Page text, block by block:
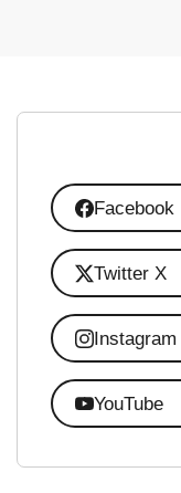
Facebook
Twitter X
Instagram
YouTube